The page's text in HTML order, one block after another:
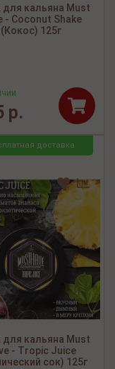
для кальяна Must
- Coconut Shake
(Кокос) 125г
р.
доставка
для кальяна Must
- Tropic Juice
сок) 125г